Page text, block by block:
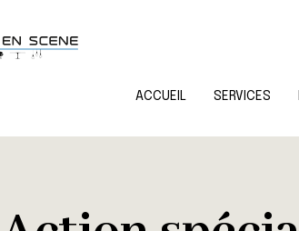
ACCUEIL SERVICES